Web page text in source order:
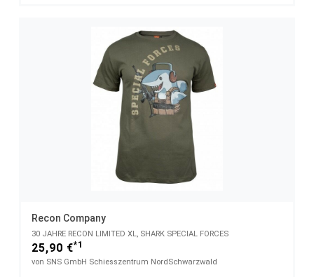
Recon Company
30 JAHRE RECON LIMITED XL, SHARK SPECIAL FORCES
25,90 €*1
von SNS GmbH Schiesszentrum NordSchwarzwald